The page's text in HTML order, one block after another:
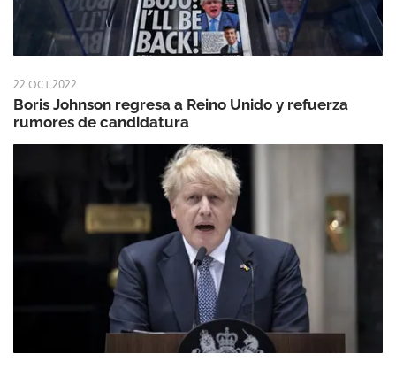
22 OCT 2022
Boris Johnson regresa a Reino Unido y refuerza
rumores de candidatura